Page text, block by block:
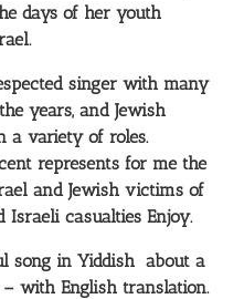
days of her youth
.
singer with many
years, and Jewish
a variety of roles.
represents for me the
and Jewish victims of
Israeli casualties Enjoy.
song in Yiddish about a
– with English translation.